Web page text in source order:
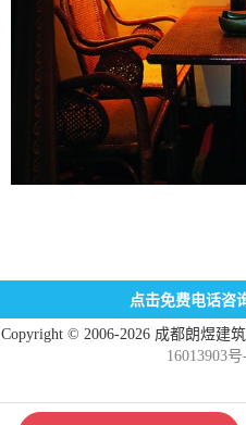
点击免费电话咨
Copyright © 2006-2026 成都朗煜建
16013903号